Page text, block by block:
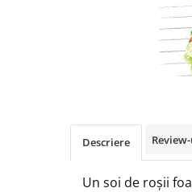
Descriere
Un soi de roșii